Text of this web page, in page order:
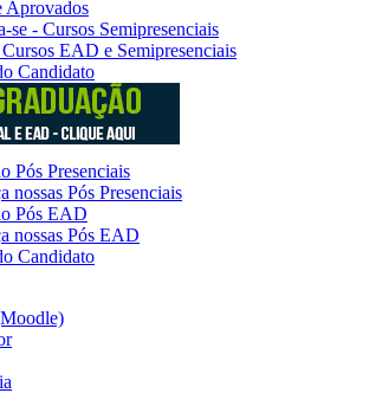
Aprovados
se - Cursos Semipresenciais
EAD e Semipresenciais
Candidato
Pós Presenciais
nossas Pós Presenciais
Pós EAD
nossas Pós EAD
Candidato